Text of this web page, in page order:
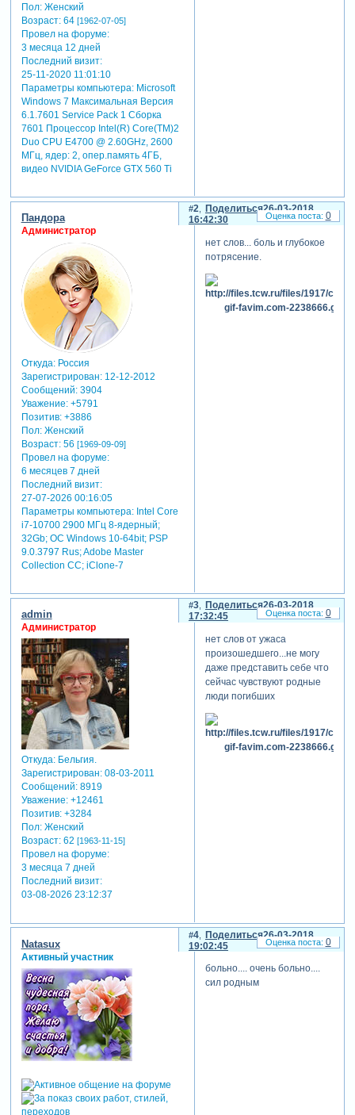
Пол:Женский
Возраст:64 [1962-07-05]
Провел на форуме:
3 месяца 12 дней
Последний визит:
25-11-2020 11:01:10
Параметры компьютера:Microsoft
Windows 7 Максимальная Версия
6.1.7601 Service Pack 1 Сборка
7601 Процессор Intel(R) Core(TM)2
Duo CPU E4700 @ 2.60GHz, 2600
МГц, ядер: 2, опер.память 4ГБ,
видео NVIDIA GeForce GTX 560 Ti
Поделиться
2
26-03-2018
16:42:30
Пандора
Администратор
Откуда:Россия
Зарегистрирован: 12-12-2012
Сообщений:3904
Уважение: +5791
Позитив: +3886
Пол:Женский
Возраст:56 [1969-09-09]
Провел на форуме:
6 месяцев 7 дней
Последний визит:
27-07-2026 00:16:05
Параметры компьютера:Intel Core
i7-10700 2900 МГц 8-ядерный;
32Gb; ОС Windows 10-64bit; PSP
9.0.3797 Rus; Adobe Master
Collection СС; iClone-7
нет слов... боль и глубокое
потрясение.
0
Поделиться
3
26-03-2018
17:32:45
admin
Администратор
Откуда:Бельгия.
Зарегистрирован: 08-03-2011
Сообщений:8919
Уважение: +12461
Позитив: +3284
Пол:Женский
Возраст:62 [1963-11-15]
Провел на форуме:
3 месяца 7 дней
Последний визит:
03-08-2026 23:12:37
нет слов от ужаса
произошедшего...не могу
даже представить себе что
сейчас чувствуют родные
люди погибших
0
Поделиться
4
26-03-2018
19:02:45
Natasux
Активный участник
больно.... очень больно....
сил родным
0